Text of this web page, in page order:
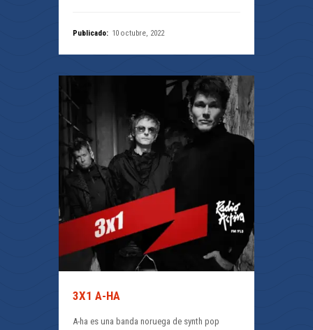
Publicado: 10 octubre, 2022
3X1 A-HA
A-ha es una banda noruega de synth pop